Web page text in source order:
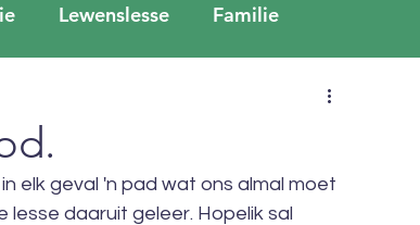
Lewenslesse Familie
elk geval 'n pad wat ons almal moet
lesse daaruit geleer. Hopelik sal